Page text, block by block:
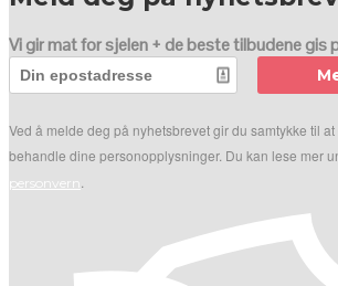
Vi gir mat for sjelen + de beste tilbudene gis
Ved å melde deg på nyhetsbrevet gir du samtykke til
behandle dine personopplysninger. Du kan lese mer
personvern